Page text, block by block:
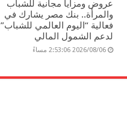
عروض ومزايا مجانية للشباب
والمرأة.. بنك مصر يشارك في
فعالية “اليوم العالمي للشباب”
لدعم الشمول المالي
2026/08/06 2:53:06 مساءً